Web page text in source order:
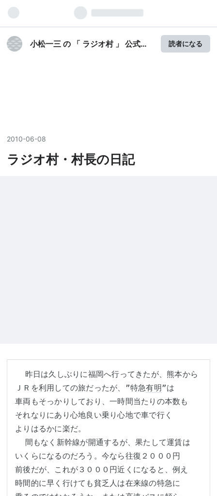
小松一三 の 「 ラジオ村 」 公式ブ
読者になる
2010-06-08
ラジオ村・村長の日記
ＪＲを利用しての旅だったが、”特急有明”は
車両もそっかりしており、一時間当たりの本数も
それなりにあり心地良い乗り心地で車で行く
よりはるかに楽だ。
いくらになるのだろう。今なら往復２０００円
前後だが、これが３０００円近くになると、例え
時間的に早く行けても貧乏人は在来線の特急に